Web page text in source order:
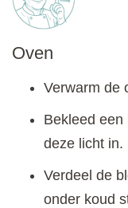
Oven
Verwarm de
Bekleed
deze licht in.
Verdeel de
onder koud